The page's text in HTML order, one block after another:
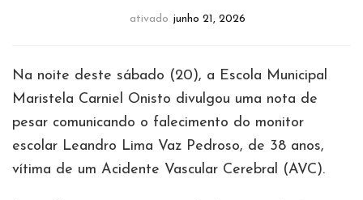
ativado junho 21, 2026
Na noite deste sábado (20), a Escola Municipal
Maristela Carniel Onisto divulgou uma nota de
pesar comunicando o falecimento do monitor
escolar Leandro Lima Vaz Pedroso, de 38 anos,
vítima de um Acidente Vascular Cerebral (AVC).